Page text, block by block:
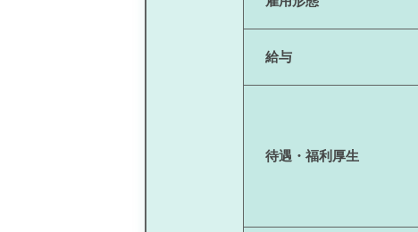
給与
待遇・福利厚生